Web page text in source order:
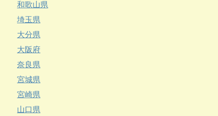
和歌山県
埼玉県
大分県
大阪府
奈良県
宮城県
宮崎県
山口県